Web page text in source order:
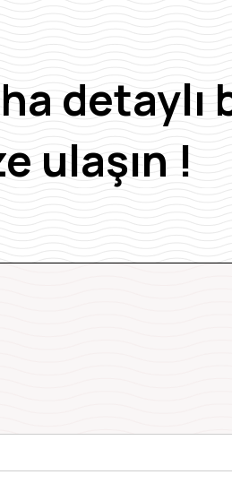
detaylı
ulaşın !